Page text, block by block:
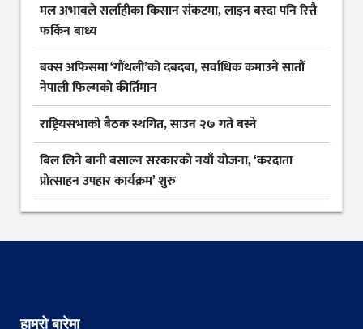
मल अभावले सर्लाहीका किसान संकटमा, लाइन बस्दा पनि रित्तै
फर्किन बाध्य
बक्स अफिसमा ‘गौंथली’को दबदबा, सर्वाधिक कमाउने सातौं
नेपाली फिल्मको कीर्तिमान
राष्ट्रियसभाको बैठक स्थगित, साउन २७ गते बस्ने
बिल लिने बानी बसाल्न सरकारको नयाँ योजना, ‘करदाता
प्रोत्साहन उपहार कार्यक्रम’ शुरु
हाम्रो बारेमा